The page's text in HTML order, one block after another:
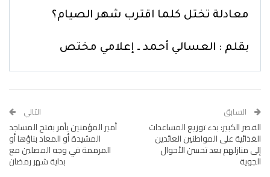
معادلة تختل كلما اقترب شهر الصيام؟
بقلم : العسالي أحمد ـ إعلامي مختص
السابق
القصر الكبير: بدء توزيع المساعدات
الغذائية على المواطنين العائدين
إلى منازلهم بعد تحسن الأحوال
الجوية
التالي
أمير المؤمنين يأمر بفتح المساجد
المشيدة أو المعاد بناؤها أو
المرممة في وجه المصلين مع
بداية شهر رمضان